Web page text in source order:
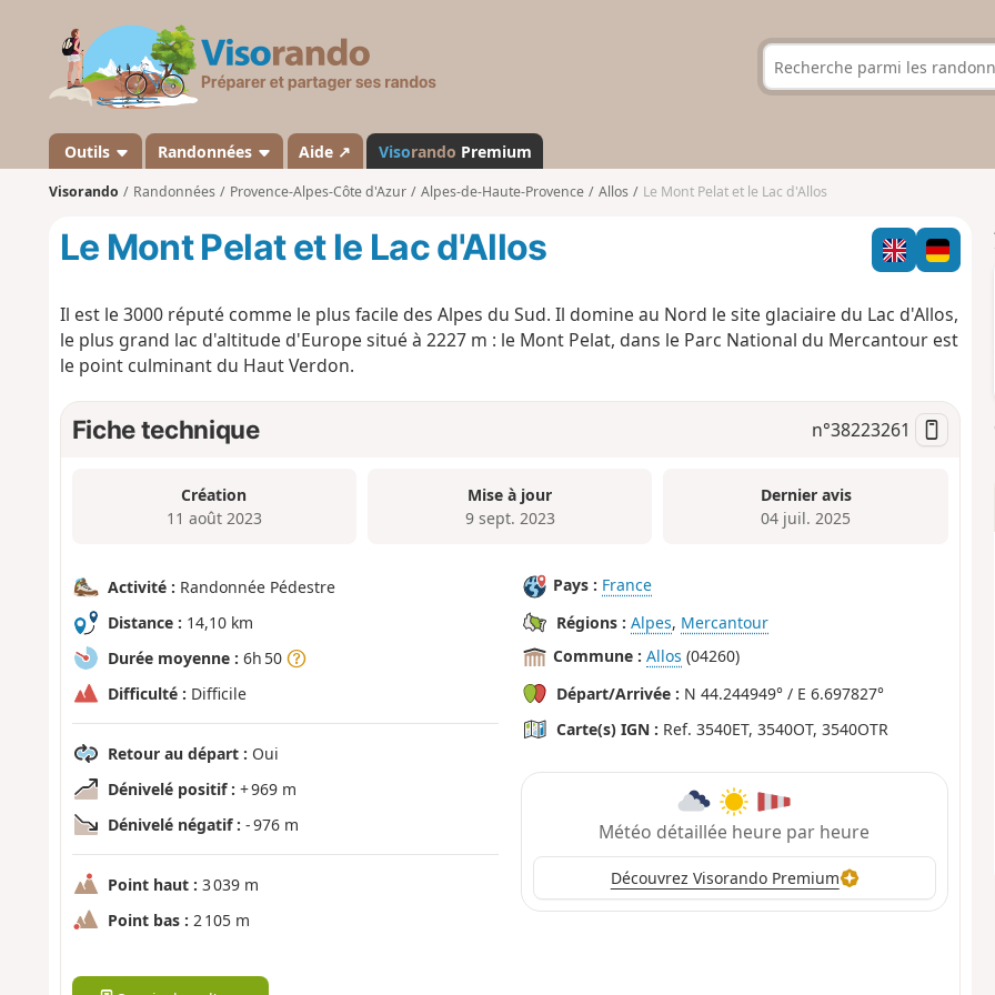
s
a
n
d
Outils Randonnées Aide ↗ Visorando Premium
Visorando Randonnées Provence-Alpes-Côte d'Azur Alpes-de-Haute-Provence Allos Le Mont Pelat et le Lac d'Allos
Le Mont Pelat et le Lac d'Allos
Il est le 3000 réputé comme le plus facile des Alpes du Sud. Il domine au Nord le site glaciaire du Lac d'Allos,
le plus grand lac d'altitude d'Europe situé à 2227 m : le Mont Pelat, dans le Parc National du Mercantour est
le point culminant du Haut Verdon.
Fiche technique n°38223261
Création
11 août 2023
Mise à jour
9 sept. 2023
Dernier avis
04 juil. 2025
Activité : Randonnée Pédestre
Distance : 14,10 km
Durée moyenne : 6h 50
Difficulté : Difficile
Retour au départ : Oui
Dénivelé positif : + 969 m
Dénivelé négatif : - 976 m
Point haut : 3 039 m
Point bas : 2 105 m
Pays : France
Régions : Alpes, Mercantour
Commune : Allos (04260)
Départ/Arrivée : N 44.244949° / E 6.697827°
Carte(s) IGN : Ref. 3540ET, 3540OT, 3540OTR
Météo détaillée heure par heure
Découvrez Visorando Premium